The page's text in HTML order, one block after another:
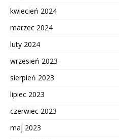
kwiecień 2024
marzec 2024
luty 2024
wrzesień 2023
sierpień 2023
lipiec 2023
czerwiec 2023
maj 2023